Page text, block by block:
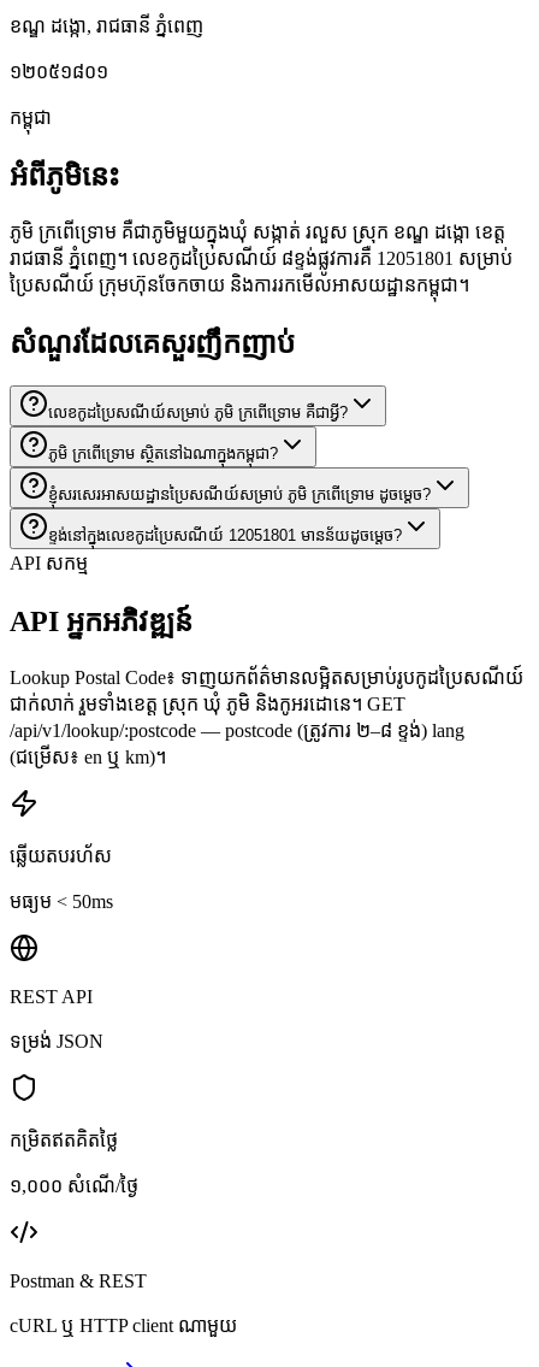
ខណ្ឌ ដង្កោ, រាជធានី ភ្នំពេញ
១២០៥១៨០១
កម្ពុជា
អំពីភូមិនេះ
ភូមិ ក្រពើទ្រោម គឺជាភូមិមួយក្នុងឃុំ សង្កាត់ រលួស ស្រុក ខណ្ឌ ដង្កោ ខេត្ត
រាជធានី ភ្នំពេញ។ លេខកូដប្រៃសណីយ៍ ៨ខ្ទង់ផ្លូវការគឺ 12051801 សម្រាប់
ប្រៃសណីយ៍ ក្រុមហ៊ុនចែកចាយ និងការរកមើលអាសយដ្ឋានកម្ពុជា។
សំណួរដែលគេសួរញឹកញាប់
លេខកូដប្រៃសណីយ៍សម្រាប់ ភូមិ ក្រពើទ្រោម គឺជាអ្វី?
ភូមិ ក្រពើទ្រោម ស្ថិតនៅឯណាក្នុងកម្ពុជា?
ខ្ញុំសរសេរអាសយដ្ឋានប្រៃសណីយ៍សម្រាប់ ភូមិ ក្រពើទ្រោម ដូចម្តេច?
ខ្ទង់នៅក្នុងលេខកូដប្រៃសណីយ៍ 12051801 មានន័យដូចម្តេច?
API សកម្ម
API អ្នកអភិវឌ្ឍន៍
Lookup Postal Code៖ ទាញយកព័ត៌មានលម្អិតសម្រាប់រូបកូដប្រៃសណីយ៍
ជាក់លាក់ រួមទាំងខេត្ត ស្រុក ឃុំ ភូមិ និងកូអរដោនេ។ GET
/api/v1/lookup/:postcode — postcode (ត្រូវការ ២–៨ ខ្ទង់) lang
(ជម្រើស៖ en ឬ km)។
ឆ្លើយតបរហ័ស
មធ្យម < 50ms
REST API
ទម្រង់ JSON
កម្រិតឥតគិតថ្លៃ
១,០០០ សំណើ/ថ្ងៃ
Postman & REST
cURL ឬ HTTP client ណាមួយ